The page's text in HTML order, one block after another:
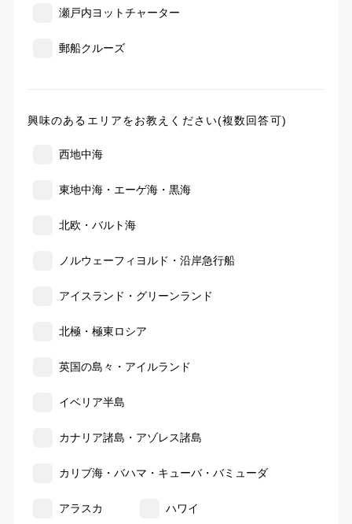
瀬戸内ヨットチャーター
郵船クルーズ
興味のあるエリアをお教えください(複数回答可)
西地中海
東地中海・エーゲ海・黒海
北欧・バルト海
ノルウェーフィヨルド・沿岸急行船
アイスランド・グリーンランド
北極・極東ロシア
英国の島々・アイルランド
イベリア半島
カナリア諸島・アゾレス諸島
カリブ海・バハマ・キューバ・バミューダ
アラスカ ハワイ